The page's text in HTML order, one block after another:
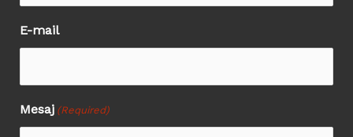
E-mail
Mesaj (Required)